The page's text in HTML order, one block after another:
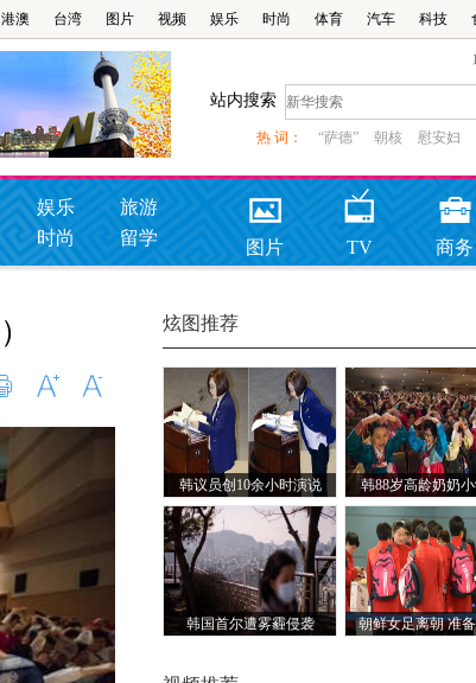
港澳 台湾 图片 视频 娱乐 时尚 体育 汽车 科技
站内搜索
热 词： “萨德” 朝核 慰安妇
娱乐
旅游
时尚
留学 图片 TV 商务
炫图推荐
韩议员创10余小时演说
纪录
韩88岁高龄奶奶
业
韩国首尔遭雾霾侵袭
朝鲜女足离朝 准
字大